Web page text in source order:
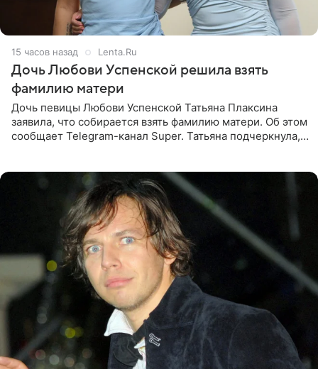
15 часов назад Lenta.Ru
Дочь Любови Успенской решила взять
фамилию матери
Дочь певицы Любови Успенской Татьяна Плаксина
заявила, что собирается взять фамилию матери. Об этом
сообщает Telegram-канал Super. Татьяна подчеркнула,